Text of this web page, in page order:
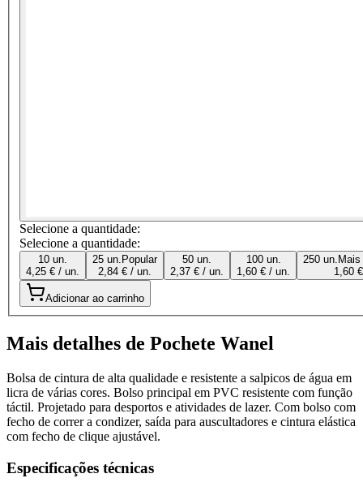
Selecione a quantidade:
Selecione a quantidade:
10 un.
4,25 € / un.
25 un. Popular
2,84 € / un.
50 un.
2,37 € / un.
100 un.
1,60 € / un.
250 un.
1,60
Adicionar ao carrinho
Mais detalhes de Pochete Wanel
Bolsa de cintura de alta qualidade e resistente a salpicos de água em
licra de várias cores. Bolso principal em PVC resistente com função
táctil. Projetado para desportos e atividades de lazer. Com bolso com
fecho de correr a condizer, saída para auscultadores e cintura elástica
com fecho de clique ajustável.
Especificações técnicas